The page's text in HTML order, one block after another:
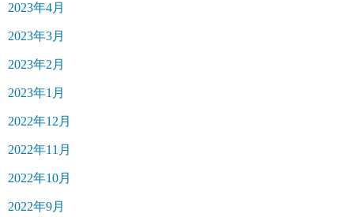
2023年4月
2023年3月
2023年2月
2023年1月
2022年12月
2022年11月
2022年10月
2022年9月